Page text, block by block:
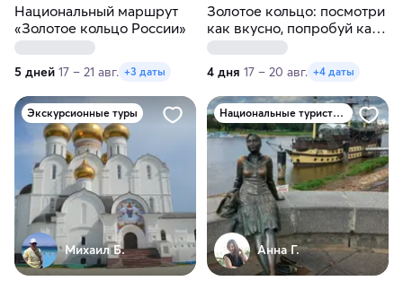
Национальный маршрут
«Золотое кольцо России»
5 дней 17 – 21 авг. +3 даты
Золотое кольцо: посмотри
как вкусно, попробуй как
красиво!
4 дня 17 – 20 авг. +4 даты
Экскурсионные туры
Михаил Б.
Национальные туристические маршруты России
Анна Г.